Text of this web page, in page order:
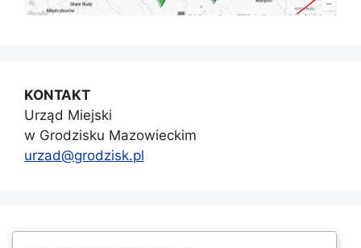
KONTAKT
Urząd Miejski
w Grodzisku Mazowieckim
urzad@grodzisk.pl